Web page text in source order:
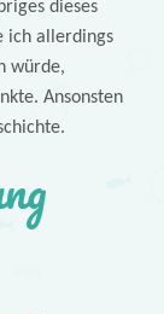
dieses
ich allerdings
würde,
Ansonsten